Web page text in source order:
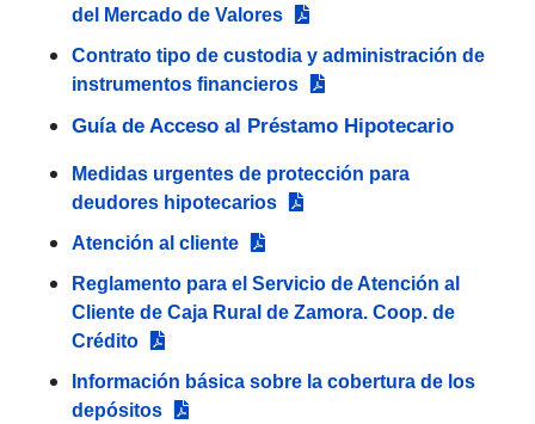
del Mercado de Valores
Contrato tipo de custodia y administración de
instrumentos financieros
Guía de Acceso al Préstamo Hipotecario
Medidas urgentes de protección para
deudores hipotecarios
Atención al cliente
Reglamento para el Servicio de Atención al
Cliente de Caja Rural de Zamora. Coop. de
Crédito
Información básica sobre la cobertura de los
depósitos